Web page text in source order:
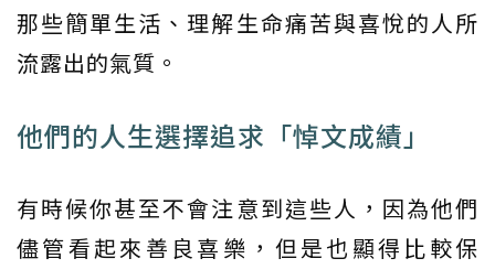
那些簡單生活、理解生命痛苦與喜悅的人所
流露出的氣質。
他們的人生選擇追求「悼文成績」
有時候你甚至不會注意到這些人，因為他們
儘管看起來善良喜樂，但是也顯得比較保